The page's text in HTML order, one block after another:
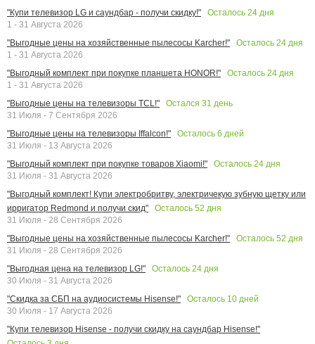
"Купи телевизор LG и саундбар - получи скидку!"
Осталось 24 дня
1 - 31 Августа 2026
"Выгодные цены на хозяйственные пылесосы Karcher!"
Осталось 24 дня
1 - 31 Августа 2026
"Выгодный комплект при покупке планшета HONOR!"
Осталось 24 дня
1 - 31 Августа 2026
"Выгодные цены на телевизоры TCL!"
Остался 31 день
31 Июля - 7 Сентября 2026
"Выгодные цены на телевизоры Iffalcon!"
Осталось 6 дней
31 Июля - 13 Августа 2026
"Выгодный комплект при покупке товаров Xiaomi!"
Осталось 24 дня
31 Июля - 31 Августа 2026
"Выгодный комплект! Купи электробритву, электричекую зубную щетку или
ирригатор Redmond и получи скид"
Осталось 52 дня
31 Июля - 28 Сентября 2026
"Выгодные цены на хозяйственные пылесосы Karcher!"
Осталось 52 дня
31 Июля - 28 Сентября 2026
"Выгодная цена на телевизор LG!"
Осталось 24 дня
30 Июля - 31 Августа 2026
"Скидка за СБП на аудиосистемы Hisense!"
Осталось 10 дней
30 Июля - 17 Августа 2026
"Купи телевизор Hisense - получи скидку на саундбар Hisense!"